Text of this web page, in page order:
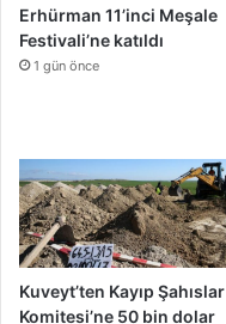
Erhürman 11’inci Meşale
Festivali’ne katıldı
1 gün önce
Kuveyt’ten Kayıp Şahıslar
Komitesi’ne 50 bin dolar